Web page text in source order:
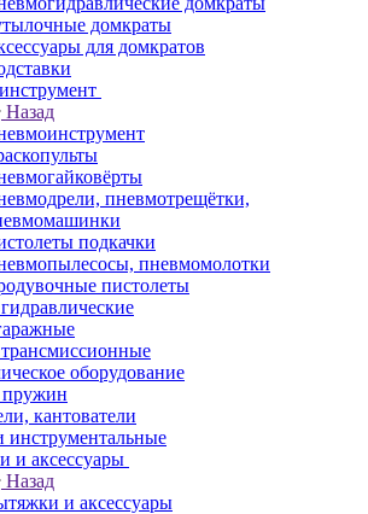
домкраты
для домкратов
Назад
пневмотрещётки,
подкачки
пневмомолотки
пистолеты
оборудование
кантователи
инструментальные
и аксессуары
Назад
и аксессуары